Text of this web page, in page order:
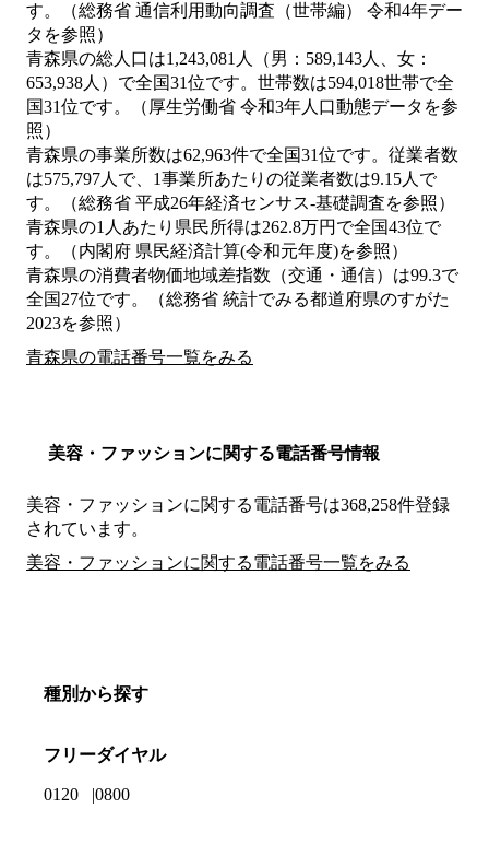
す。（総務省 通信利用動向調査（世帯編） 令和4年デー
タを参照）
青森県の総人口は1,243,081人（男：589,143人、女：
653,938人）で全国31位です。世帯数は594,018世帯で全
国31位です。（厚生労働省 令和3年人口動態データを参
照）
青森県の事業所数は62,963件で全国31位です。従業者数
は575,797人で、1事業所あたりの従業者数は9.15人で
す。（総務省 平成26年経済センサス‐基礎調査を参照）
青森県の1人あたり県民所得は262.8万円で全国43位で
す。（内閣府 県民経済計算(令和元年度)を参照）
青森県の消費者物価地域差指数（交通・通信）は99.3で
全国27位です。（総務省 統計でみる都道府県のすがた
2023を参照）
青森県の電話番号一覧をみる
美容・ファッションに関する電話番号情報
美容・ファッションに関する電話番号は368,258件登録
されています。
美容・ファッションに関する電話番号一覧をみる
種別から探す
フリーダイヤル
0120 0800